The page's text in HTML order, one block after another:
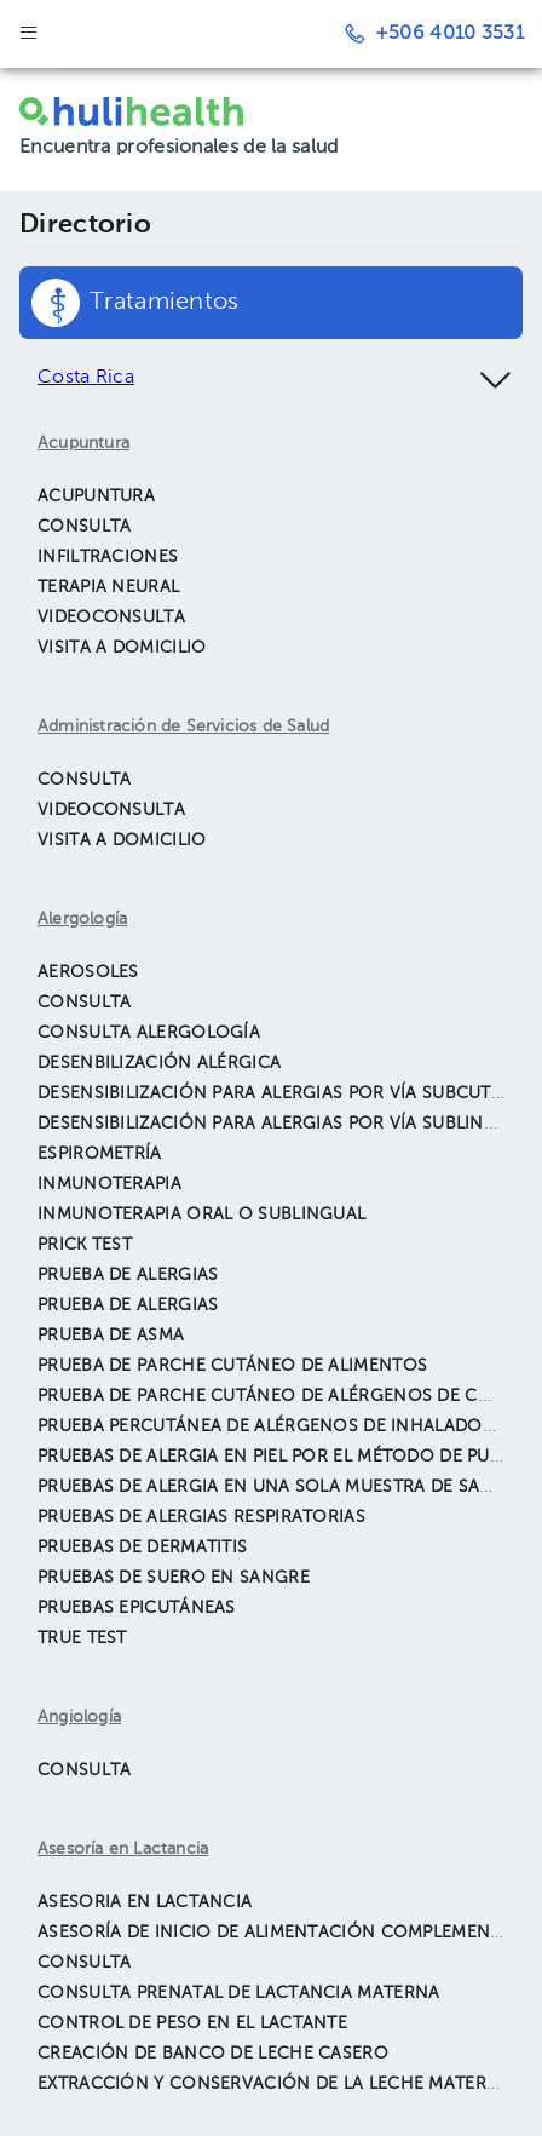
+506 4010 3531
Encuentra profesionales de la salud
Directorio
Tratamientos
Costa Rica
Acupuntura
ACUPUNTURA
CONSULTA
INFILTRACIONES
TERAPIA NEURAL
VIDEOCONSULTA
VISITA A DOMICILIO
Administración de Servicios de Salud
CONSULTA
VIDEOCONSULTA
VISITA A DOMICILIO
Alergología
AEROSOLES
CONSULTA
CONSULTA ALERGOLOGÍA
DESENBILIZACIÓN ALÉRGICA
DESENSIBILIZACIÓN PARA ALERGIAS POR VÍA SUBCUTÁNEA (VACUNAS)
DESENSIBILIZACIÓN PARA ALERGIAS POR VÍA SUBLINGUAL (VACUNAS)
ESPIROMETRÍA
INMUNOTERAPIA
INMUNOTERAPIA ORAL O SUBLINGUAL
PRICK TEST
PRUEBA DE ALERGIAS
PRUEBA DE ALERGIAS
PRUEBA DE ASMA
PRUEBA DE PARCHE CUTÁNEO DE ALIMENTOS
PRUEBA DE PARCHE CUTÁNEO DE ALÉRGENOS DE CONTACTO
PRUEBA PERCUTÁNEA DE ALÉRGENOS DE INHALADOS AMBIENTALES
PRUEBAS DE ALERGIA EN PIEL POR EL MÉTODO DE PUNCIÓN
PRUEBAS DE ALERGIA EN UNA SOLA MUESTRA DE SANGRE
PRUEBAS DE ALERGIAS RESPIRATORIAS
PRUEBAS DE DERMATITIS
PRUEBAS DE SUERO EN SANGRE
PRUEBAS EPICUTÁNEAS
TRUE TEST
Angiología
CONSULTA
Asesoría en Lactancia
ASESORIA EN LACTANCIA
ASESORÍA DE INICIO DE ALIMENTACIÓN COMPLEMENTARIA MÉTODO BLW / BLISS
CONSULTA
CONSULTA PRENATAL DE LACTANCIA MATERNA
CONTROL DE PESO EN EL LACTANTE
CREACIÓN DE BANCO DE LECHE CASERO
EXTRACCIÓN Y CONSERVACIÓN DE LA LECHE MATERNA